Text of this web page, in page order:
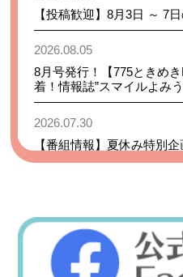
【投稿歓迎】8月3日 ～ 7
8月号発行！【775ときめ
着！情報誌”スマイルよみ
2026.08.05
【番組情報】夏休み特別
2026.07.30
【あなたも、DJ！】放送
月9日(日)
2026.08.07